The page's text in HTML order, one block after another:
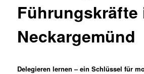
Führungskräfte
Neckargemünd
Delegieren lernen – ein Schlüssel für